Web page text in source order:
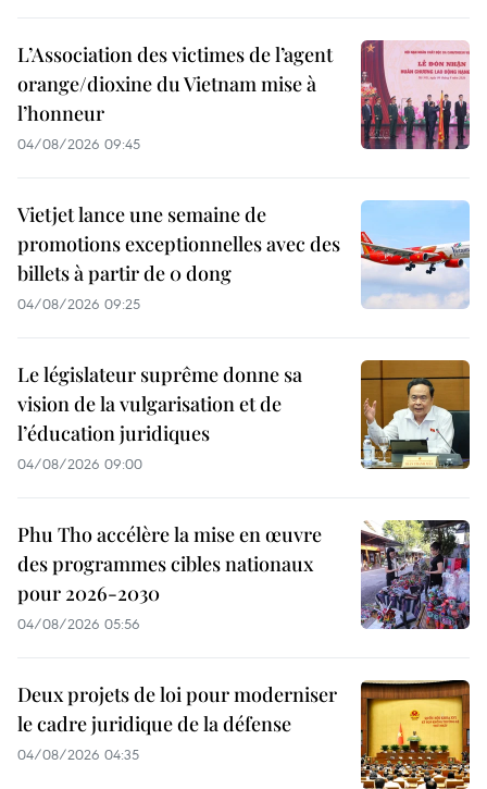
L’Association des victimes de l’agent
orange/dioxine du Vietnam mise à
l’honneur
04/08/2026 09:45
Vietjet lance une semaine de
promotions exceptionnelles avec des
billets à partir de 0 dong
04/08/2026 09:25
Le législateur suprême donne sa
vision de la vulgarisation et de
l’éducation juridiques
04/08/2026 09:00
Phu Tho accélère la mise en œuvre
des programmes cibles nationaux
pour 2026-2030
04/08/2026 05:56
Deux projets de loi pour moderniser
le cadre juridique de la défense
04/08/2026 04:35